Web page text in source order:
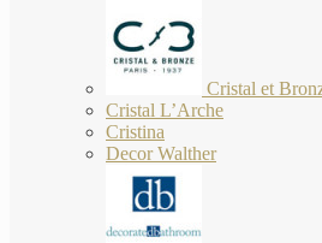
Cristal et
Cristal L’Arche
Cristina
Decor Walther